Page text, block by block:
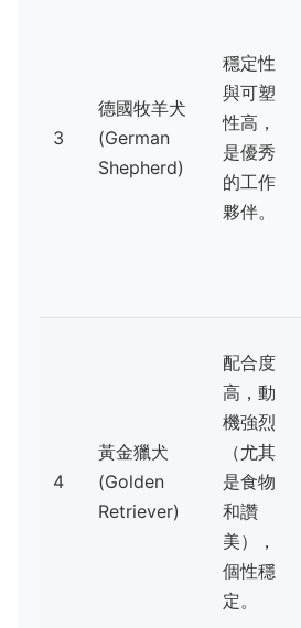
3
德國牧羊犬
(German
Shepherd)
穩定性
與可塑
性高，
是優秀
的工作
夥伴。
4
黃金獵犬
(Golden
Retriever)
配合度
高，動
機強烈
（尤其
是食物
和讚
美），
個性穩
定。